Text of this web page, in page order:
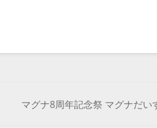
マグナ8周年記念祭 マグナだい